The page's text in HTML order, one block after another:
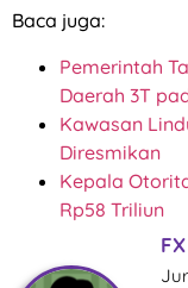
Baca juga:
Pemerintah
Daerah 3T
Kawasan
Diresmikan
Kepala
Rp58 Triliun